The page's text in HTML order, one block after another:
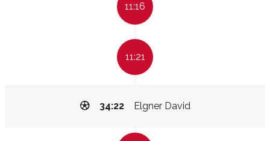
11:16
11:21
Elgner David
34:22